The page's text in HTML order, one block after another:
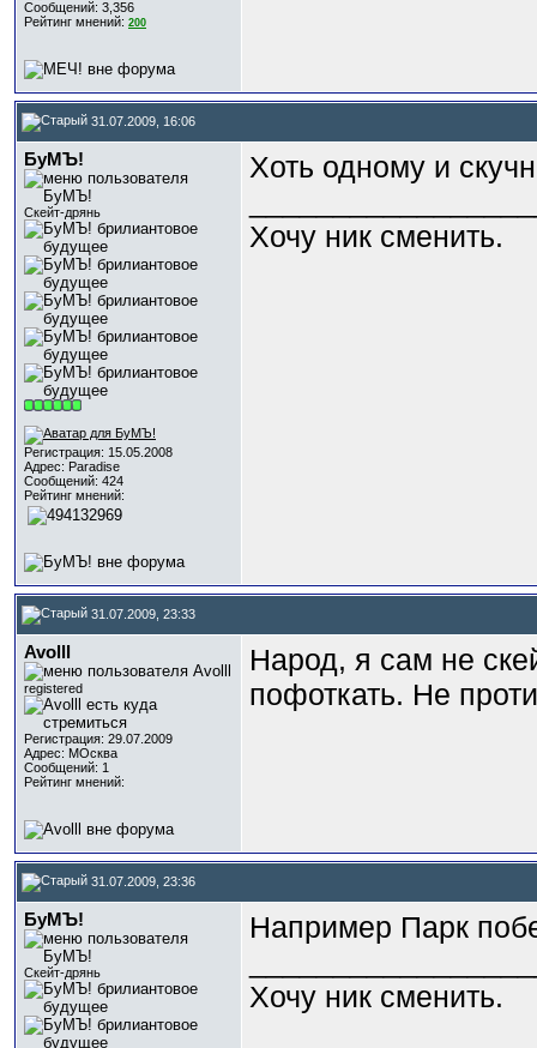
Сообщений: 3,356
Рейтинг мнений: 200
31.07.2009, 16:06
БуМЪ!
Скейт-дрянь
Регистрация: 15.05.2008
Адрес: Paradise
Сообщений: 424
Рейтинг мнений:
Хоть одному и
Хочу ник сменить.
31.07.2009, 23:33
Avolll
registered
Регистрация: 29.07.2009
Адрес: МОсква
Сообщений: 1
Рейтинг мнений:
Народ, я сам не
пофоткать. Не
31.07.2009, 23:36
БуМЪ!
Скейт-дрянь
Например Парк
Хочу ник сменить.